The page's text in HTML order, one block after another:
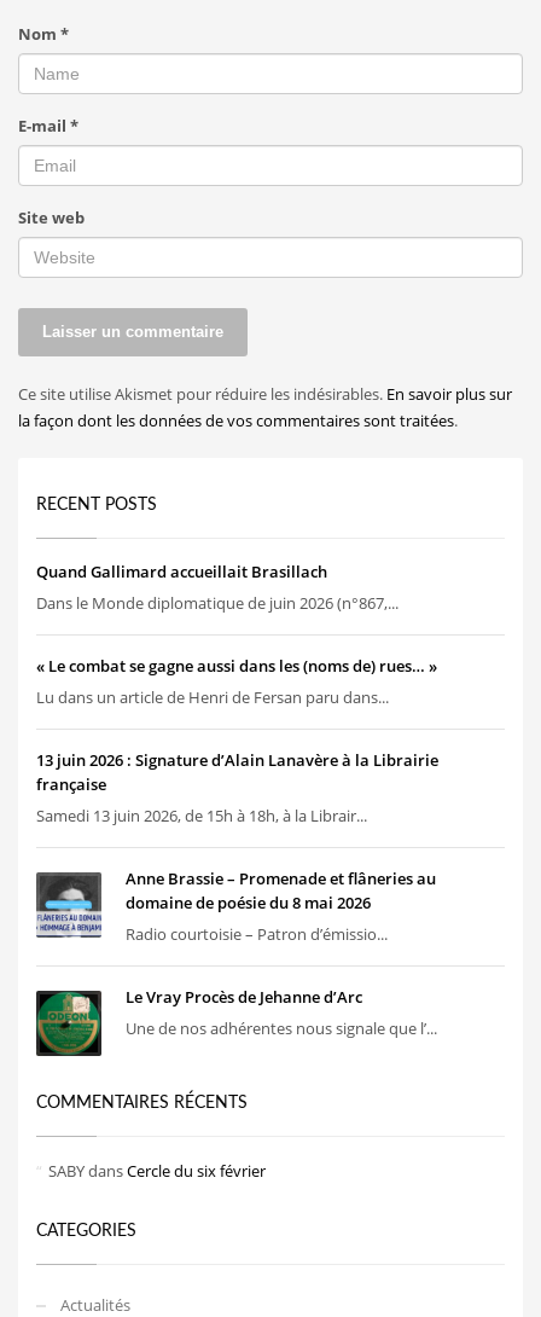
Nom *
E-mail *
Site web
Ce site utilise Akismet pour réduire les indésirables. En savoir plus sur
la façon dont les données de vos commentaires sont traitées.
RECENT POSTS
Quand Gallimard accueillait Brasillach
Dans le Monde diplomatique de juin 2026 (n°867,...
« Le combat se gagne aussi dans les (noms de) rues… »
Lu dans un article de Henri de Fersan paru dans...
13 juin 2026 : Signature d’Alain Lanavère à la Librairie
française
Samedi 13 juin 2026, de 15h à 18h, à la Librair...
Anne Brassie – Promenade et flâneries au
domaine de poésie du 8 mai 2026
Radio courtoisie – Patron d’émissio...
Le Vray Procès de Jehanne d’Arc
Une de nos adhérentes nous signale que l’...
COMMENTAIRES RÉCENTS
SABYdansCercle du six février
CATEGORIES
Actualités